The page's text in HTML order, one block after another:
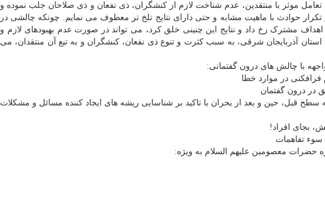
تعامل موثر با منتقدین، عدم شناخت لازم از کنشگران، ذی نفعان و ذی صلاحان جلب نموده و
حوادث با ماهیت مشابه و حتی دارای نتایج تلخ تر معطوف می نمایم. چونکه چالشی در
اهداف مشترک رخ داد و نتایج این چنینی خلق کرد، می تواند در صورت عدم بهبودهای لازم و
استان آذربایجان شرقی، به سبب کثرت و تنوع ذی نفعان، کنشگران و به تبع آن منتقدان، می
با چالش های درون گفتمانی:
سطح قبل، حین و بعد از بحران با تاکید بر شناسایی ریشه های ایجاد کننده مسائل و مشکلات
حضرات معصومین علیهم السلام به ویژه: